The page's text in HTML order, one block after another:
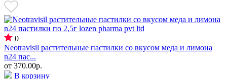
0
Neotravisil растительные пастилки со вкусом меда и лимона
n24 пас...
от 370.00р.
В корзину